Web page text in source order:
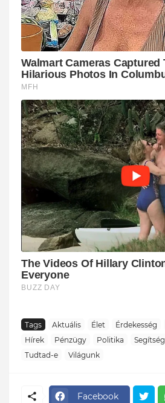
Tags Aktuális Élet Érdekesség
Hírek
Pénzügy Politika Segítség
Tudtad-e
Világunk
Facebook